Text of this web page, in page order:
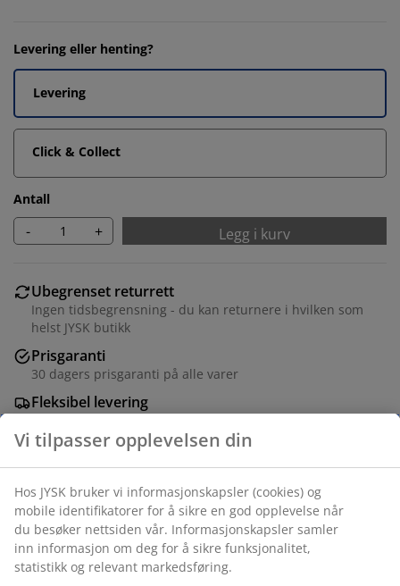
Levering eller henting?
Levering
Click & Collect
Antall
- + Legg i kurv
Ubegrenset returrett
Ingen tidsbegrensning - du kan returnere i hvilken som
helst JYSK butikk
Prisgaranti
30 dagers prisgaranti på alle varer
Fleksibel levering
Varenr.: 5899733
Spesifikasjoner
Vi tilpasser opplevelsen din
Hos JYSK bruker vi informasjonskapsler (cookies) og
mobile identifikatorer for å sikre en god opplevelse når
du besøker nettsiden vår. Informasjonskapsler samler
inn informasjon om deg for å sikre funksjonalitet,
statistikk og relevant markedsføring.